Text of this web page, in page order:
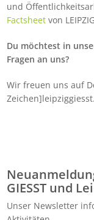
und
Factsheetvon
Du möchtest in
Fragen an uns?
Wir freuen uns auf
GIESST und
Unser Newsletter